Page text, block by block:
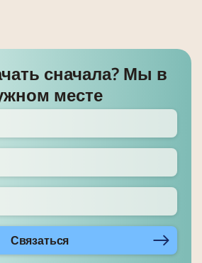
сначала? Мы в
месте
Связаться